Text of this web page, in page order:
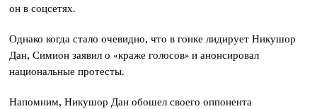
он в соцсетях.
Однако когда стало очевидно, что в гонке лидирует Никушор
Дан, Симион заявил о «краже голосов» и анонсировал
национальные протесты.
Напомним, Никушор Дан обошел своего оппонента